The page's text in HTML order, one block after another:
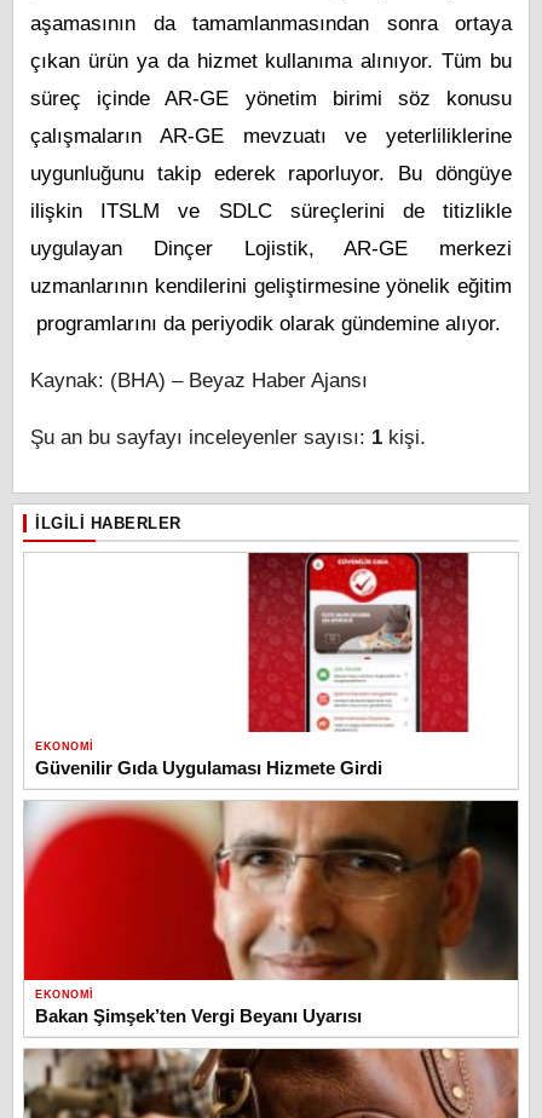
aşamasının da tamamlanmasından sonra ortaya
çıkan ürün ya da hizmet kullanıma alınıyor. Tüm bu
süreç içinde AR-GE yönetim birimi söz konusu
çalışmaların AR-GE mevzuatı ve yeterliliklerine
uygunluğunu takip ederek raporluyor. Bu döngüye
ilişkin ITSLM ve SDLC süreçlerini de titizlikle
uygulayan Dinçer Lojistik, AR-GE merkezi
uzmanlarının kendilerini geliştirmesine yönelik eğitim
programlarını da periyodik olarak gündemine alıyor.
Kaynak: (BHA) – Beyaz Haber Ajansı
Şu an bu sayfayı inceleyenler sayısı: 1 kişi.
İLGILI HABERLER
EKONOMI
Güvenilir Gıda Uygulaması Hizmete Girdi
EKONOMI
Bakan Şimşek’ten Vergi Beyanı Uyarısı